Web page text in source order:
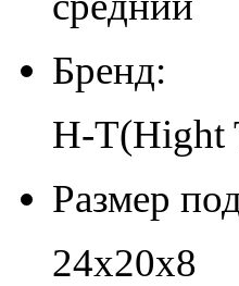
Бренд:
H-T(Hight
Размер
24х20х8